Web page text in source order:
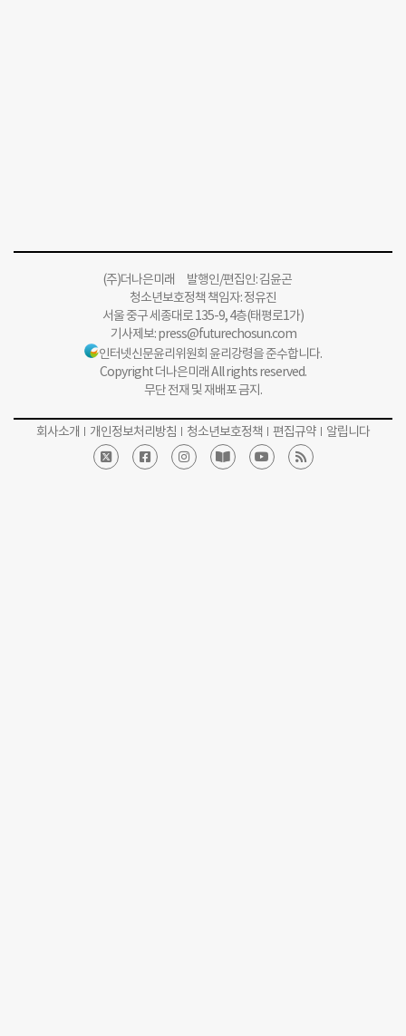
(주)더나은미래 발행인/편집인: 김윤곤
청소년보호정책 책임자: 정유진
서울 중구 세종대로 135-9, 4층(태평로1가)
기사제보:press@futurechosun.com
인터넷신문윤리위원회 윤리강령을 준수합니다.
Copyright 더나은미래 All rights reserved.
무단 전재 및 재배포 금지.
회사소개 개인정보처리방침 청소년보호정책 편집규약 알립니다